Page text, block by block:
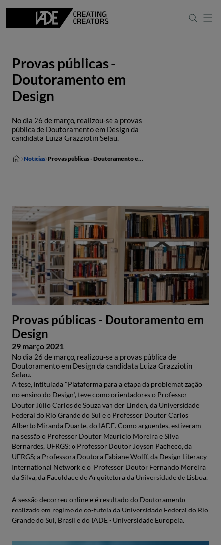
Provas públicas -
Doutoramento em
Design
No dia 26 de março, realizou-se a provas
pública de Doutoramento em Design da
candidata Luiza Grazziotin Selau.
Notícias Provas públicas - Doutoramento em Design
Provas públicas - Doutoramento em
Design
29 março 2021
No dia 26 de março, realizou-se a provas pública de
Doutoramento em Design da candidata Luiza Grazziotin
Selau.
A tese, intitulada "Plataforma para a etapa da problematização
no ensino do Design", teve como orientadores o Professor
Doutor Júlio Carlos de Souza van der Linden, da Universidade
Federal do Rio Grande do Sul e o Professor Doutor Carlos
Alberto Miranda Duarte, do IADE. Como arguentes, estiveram
na sessão o Professor Doutor Maurício Moreira e Silva
Bernardes, UFRGS; o Professor Doutor Joyson Pacheco, da
UFRGS; a Professora Doutora Fabiane Wolff, da Design Literacy
International Network e o Professor Doutor Fernando Moreira
da Silva, da Faculdade de Arquitetura da Universidade de Lisboa.
A sessão decorreu online e é resultado do Doutoramento
realizado em regime de co-tutela da Universidade Federal do Rio
Grande do Sul, Brasil e do IADE - Universidade Europeia.